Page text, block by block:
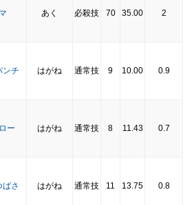
あく 必殺技 70 35.00 2
ンチ はがね 通常技 9 10.00 0.9
ー はがね 通常技 8 11.43 0.7
ばさ はがね 通常技 11 13.75 0.8